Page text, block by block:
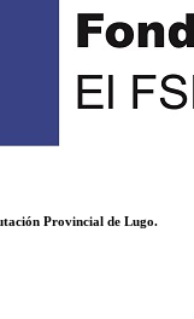
Provincial de Lugo.